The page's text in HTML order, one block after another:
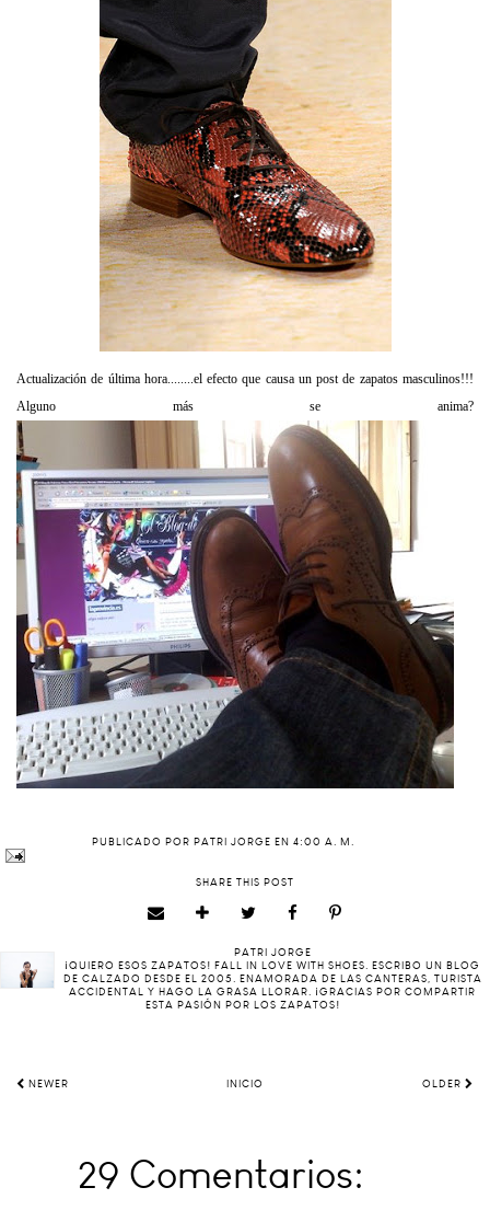
Actualización de última hora........el efecto que causa un post de zapatos masculinos!!!
Alguno más se anima?
PUBLICADO POR PATRI JORGE EN 4:00 A. M.
SHARE THIS POST
PATRI JORGE
¡QUIERO ESOS ZAPATOS! FALL IN LOVE WITH SHOES. ESCRIBO UN BLOG
DE CALZADO DESDE EL 2005. ENAMORADA DE LAS CANTERAS, TURISTA
ACCIDENTAL Y HAGO LA GRASA LLORAR. ¡GRACIAS POR COMPARTIR
ESTA PASIÓN POR LOS ZAPATOS!
NEWER INICIO OLDER
29 Comentarios: